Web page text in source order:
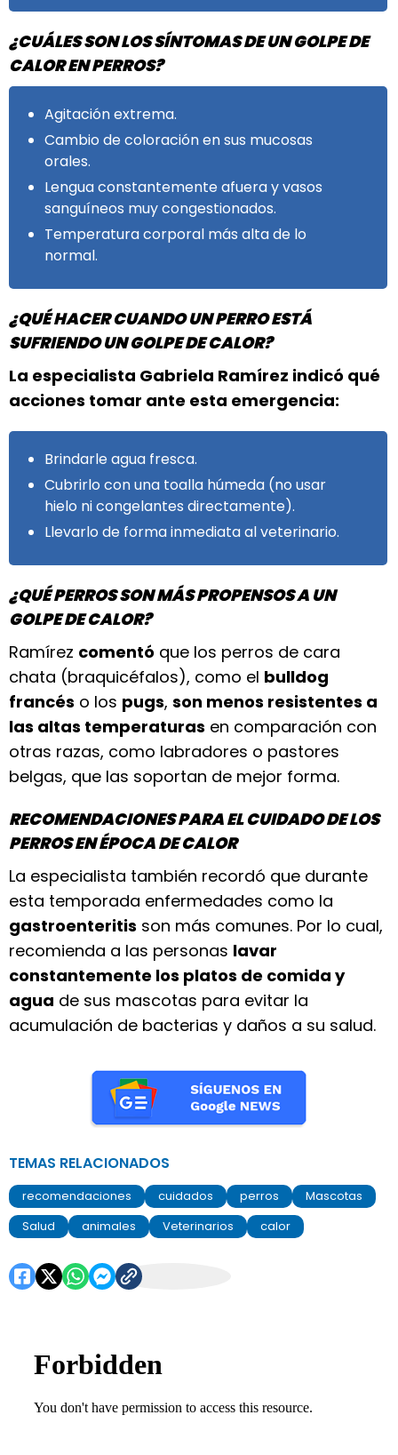
¿CUÁLES SON LOS SÍNTOMAS DE UN GOLPE DE
CALOR EN PERROS?
Agitación extrema.
Cambio de coloración en sus mucosas
orales.
Lengua constantemente afuera y vasos
sanguíneos muy congestionados.
Temperatura corporal más alta de lo
normal.
¿QUÉ HACER CUANDO UN PERRO ESTÁ
SUFRIENDO UN GOLPE DE CALOR?
La especialista Gabriela Ramírez indicó qué
acciones tomar ante esta emergencia:
Brindarle agua fresca.
Cubrirlo con una toalla húmeda (no usar
hielo ni congelantes directamente).
Llevarlo de forma inmediata al veterinario.
¿QUÉ PERROS SON MÁS PROPENSOS A UN
GOLPE DE CALOR?
Ramírez comentó que los perros de cara
chata (braquicéfalos), como el bulldog
francés o los pugs, son menos resistentes a
las altas temperaturas en comparación con
otras razas, como labradores o pastores
belgas, que las soportan de mejor forma.
RECOMENDACIONES PARA EL CUIDADO DE LOS
PERROS EN ÉPOCA DE CALOR
La especialista también recordó que durante
esta temporada enfermedades como la
gastroenteritis son más comunes. Por lo cual,
recomienda a las personas lavar
constantemente los platos de comida y
agua de sus mascotas para evitar la
acumulación de bacterias y daños a su salud.
TEMAS RELACIONADOS
recomendaciones cuidados perros
Mascotas
Salud
animales Veterinarios calor